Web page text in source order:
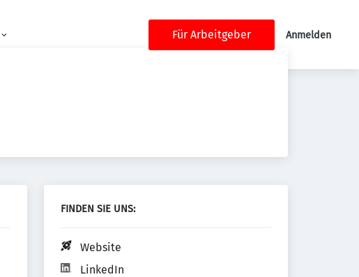
Für Arbeitgeber Anmelden
FINDEN SIE UNS:
Website
LinkedIn